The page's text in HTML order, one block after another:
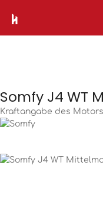
Zum Hauptinhalt
Somfy J4 WT
Kraftangabe des
Bildergalerie